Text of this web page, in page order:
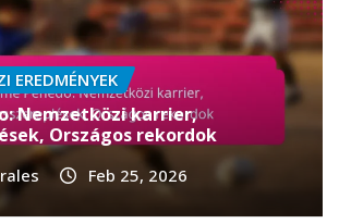
EREDMÉNYEK
Nemzetközi karrier,
Országos rekordok
Feb 25, 2026